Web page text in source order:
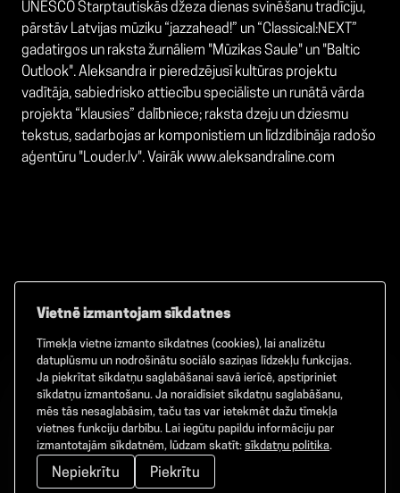
UNESCO Starptautiskās džeza dienas svinēšanu tradīciju,
pārstāv Latvijas mūziku “jazzahead!” un “Classical:NEXT”
gadatirgos un raksta žurnāliem "Mūzikas Saule" un "Baltic
Outlook". Aleksandra ir pieredzējusī kultūras projektu
vadītāja, sabiedrisko attiecību speciāliste un runātā vārda
projekta “klausies” dalībniece; raksta dzeju un dziesmu
tekstus, sadarbojas ar komponistiem un līdzdibināja radošo
aģentūru "Louder.lv". Vairākwww.aleksandraline.com
Facebook TikTok Instagram
©2026GAMMA. Visas tiesības aizsargātas.
Vietnē izmantojam sīkdatnes
Tīmekļa vietne izmanto sīkdatnes (cookies), lai analizētu
datuplūsmu un nodrošinātu sociālo saziņas līdzekļu funkcijas.
Ja piekrītat sīkdatņu saglabāšanai savā ierīcē, apstipriniet
sīkdatņu izmantošanu. Ja noraidīsiet sīkdatņu saglabāšanu,
mēs tās nesaglabāsim, taču tas var ietekmēt dažu tīmekļa
vietnes funkciju darbību. Lai iegūtu papildu informāciju par
izmantotajām sīkdatnēm, lūdzam skatīt: sīkdatņu politika.
Nepiekrītu Piekrītu